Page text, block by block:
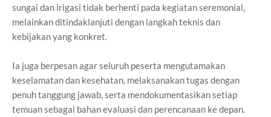
sungai dan irigasi tidak berhenti pada kegiatan seremonial,
melainkan ditindaklanjuti dengan langkah teknis dan
kebijakan yang konkret.
Ia juga berpesan agar seluruh peserta mengutamakan
keselamatan dan kesehatan, melaksanakan tugas dengan
penuh tanggung jawab, serta mendokumentasikan setiap
temuan sebagai bahan evaluasi dan perencanaan ke depan.